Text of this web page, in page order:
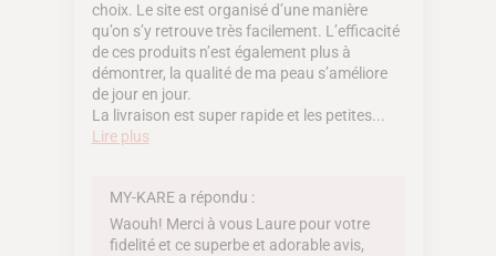
choix. Le site est organisé d’une manière
qu’on s’y retrouve très facilement. L’efficacité
de ces produits n’est également plus à
démontrer, la qualité de ma peau s’améliore
de jour en jour.
La livraison est super rapide et les petites...
Lire plus
MY-KARE a répondu :
Waouh! Merci à vous Laure pour votre
fidelité et ce superbe et adorable avis,